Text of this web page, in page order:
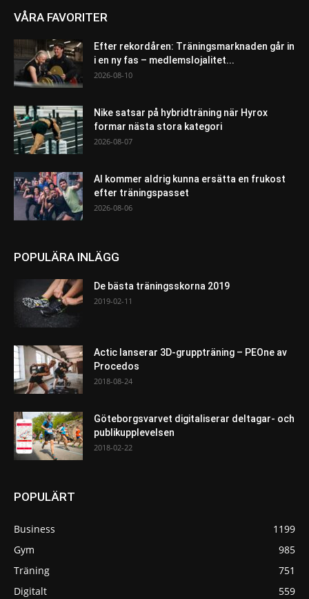
VÅRA FAVORITER
Efter rekordåren: Träningsmarknaden går in
i en ny fas – medlemslojalitet...
2026-08-10
Nike satsar på hybridträning när Hyrox
formar nästa stora kategori
2026-08-07
AI kommer aldrig kunna ersätta en frukost
efter träningspasset
2026-08-06
POPULÄRA INLÄGG
De bästa träningsskorna 2019
2019-02-11
Actic lanserar 3D-gruppträning – PEOne av
Procedos
2018-08-24
Göteborgsvarvet digitaliserar deltagar- och
publikupplevelsen
2018-02-22
POPULÄRT
Business
1199
Gym
985
Träning
751
Digitalt
559